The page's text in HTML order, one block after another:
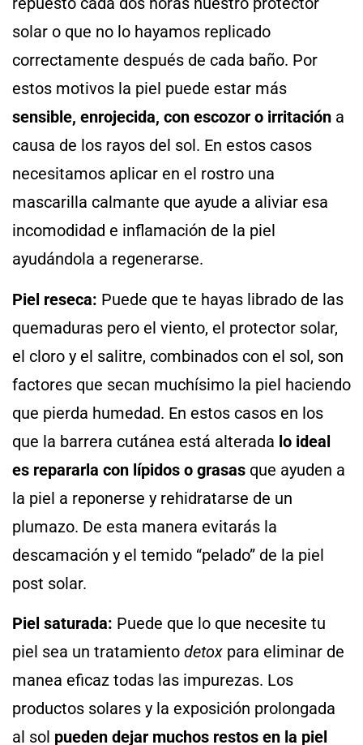
solar o que no lo hayamos replicado
correctamente después de cada baño. Por
estos motivos la piel puede estar más
sensible, enrojecida, con escozor o irritación a
causa de los rayos del sol. En estos casos
necesitamos aplicar en el rostro una
mascarilla calmante que ayude a aliviar esa
incomodidad e inflamación de la piel
ayudándola a regenerarse.
Piel reseca: Puede que te hayas librado de las
quemaduras pero el viento, el protector solar,
el cloro y el salitre, combinados con el sol, son
factores que secan muchísimo la piel haciendo
que pierda humedad. En estos casos en los
que la barrera cutánea está alterada lo ideal
es repararla con lípidos o grasas que ayuden a
la piel a reponerse y rehidratarse de un
plumazo. De esta manera evitarás la
descamación y el temido “pelado” de la piel
post solar.
Piel saturada: Puede que lo que necesite tu
piel sea un tratamiento detox para eliminar de
manea eficaz todas las impurezas. Los
productos solares y la exposición prolongada
al sol pueden dejar muchos restos en la piel